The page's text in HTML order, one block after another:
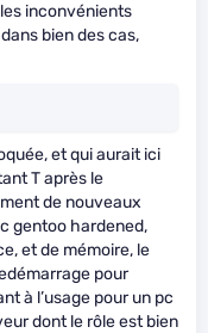
inconvénients
bien des cas,
et qui aurait ici
T après le
de nouveaux
gentoo hardened,
et de mémoire, le
pour
à l’usage pour un pc
dont le rôle est bien